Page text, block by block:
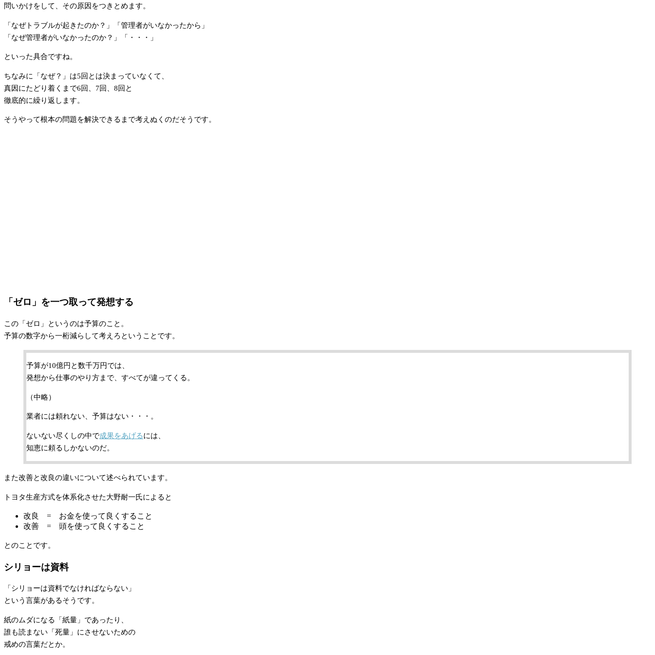
問いかけをして、その原因をつきとめます。
「なぜトラブルが起きたのか？」「管理者がいなかったから」
「なぜ管理者がいなかったのか？」「・・・」
といった具合ですね。
ちなみに「なぜ？」は5回とは決まっていなくて、
真因にたどり着くまで6回、7回、8回と
徹底的に繰り返します。
そうやって根本の問題を解決できるまで考えぬくのだそうです。
「ゼロ」を一つ取って発想する
この「ゼロ」というのは予算のこと。
予算の数字から一桁減らして考えろということです。
予算が10億円と数千万円では、
発想から仕事のやり方まで、すべてが違ってくる。
（中略）
業者には頼れない、予算はない・・・。
ないない尽くしの中で成果をあげるには、
知恵に頼るしかないのだ。
また改善と改良の違いについて述べられています。
トヨタ生産方式を体系化させた大野耐一氏によると
改良 = お金を使って良くすること
改善 = 頭を使って良くすること
とのことです。
シリョーは資料
「シリョーは資料でなければならない」
という言葉があるそうです。
紙のムダになる「紙量」であったり、
誰も読まない「死量」にさせないための
戒めの言葉だとか。